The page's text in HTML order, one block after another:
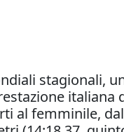
stagionali,
italiana
al femminile,